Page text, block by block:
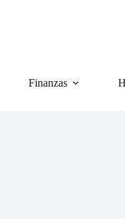
Finanzas